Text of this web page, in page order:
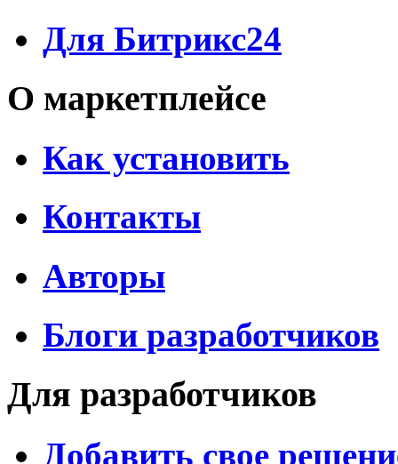
Для Битрикс24
О маркетплейсе
Как установить
Контакты
Авторы
Блоги разработчиков
Для разработчиков
Добавить свое